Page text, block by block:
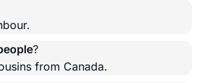
?
from Canada.